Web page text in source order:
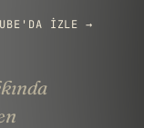
IZLE →